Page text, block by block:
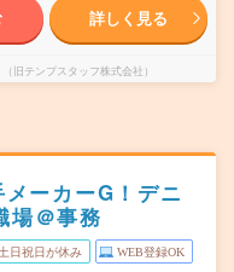
詳しく見る
旧テンプスタッフ株式会社）
ーカーG！デニ
場＠事務
土日祝日が休み WEB登録OK